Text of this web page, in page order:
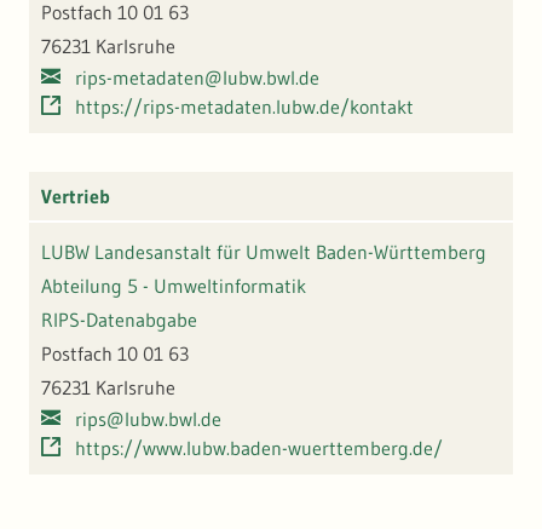
Postfach 10 01 63
76231 Karlsruhe
rips-metadaten@lubw.bwl.de
https://rips-metadaten.lubw.de/kontakt
Vertrieb
LUBW Landesanstalt für Umwelt Baden-Württemberg
Abteilung 5 - Umweltinformatik
RIPS-Datenabgabe
Postfach 10 01 63
76231 Karlsruhe
rips@lubw.bwl.de
https://www.lubw.baden-wuerttemberg.de/